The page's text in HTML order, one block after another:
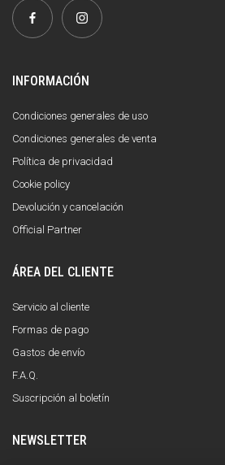
INFORMACIÓN
Condiciones generales de uso
Condiciones generales de venta
Política de privacidad
Cookie policy
Devolución y cancelación
Official Partner
ÁREA DEL CLIENTE
Servicio al cliente
Formas de pago
Gastos de envío
F.A.Q.
Suscripción al boletín
NEWSLETTER